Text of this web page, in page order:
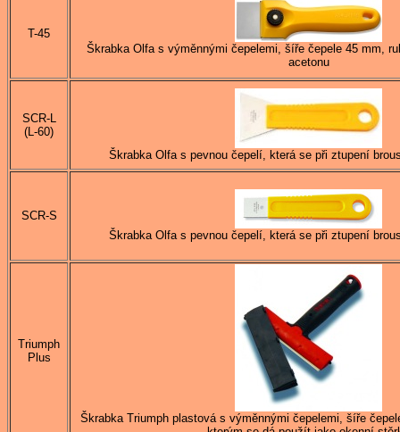
T-45
Škrabka Olfa s výměnnými čepelemi, šíře čepele 45 mm,
acetonu
SCR-L
(L-60)
Škrabka Olfa s pevnou čepelí, která se při ztupení
SCR-S
Škrabka Olfa s pevnou čepelí, která se při ztupení
Triumph
Plus
Škrabka Triumph plastová s výměnnými čepelemi, šíře